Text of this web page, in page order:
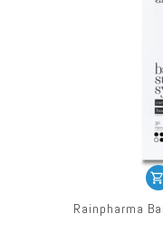
Rainpharma